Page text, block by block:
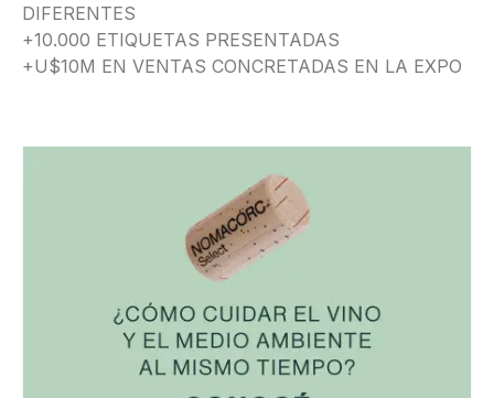
DIFERENTES
+10.000 ETIQUETAS PRESENTADAS
+U$10M EN VENTAS CONCRETADAS EN LA EXPO